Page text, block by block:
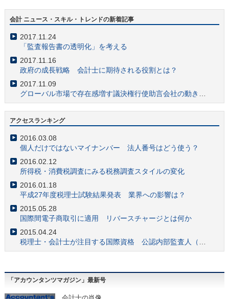
会計 ニュース・スキル・トレンドの新着記事
2017.11.24
「監査報告書の透明化」を考える
2017.11.16
政府の成長戦略 会計士に期待される役割とは？
2017.11.09
グローバル市場で存在感増す議決権行使助言会社の動きに注目
仮想通貨と会計・税務の最新事情 会計士業務への影響は？
クラウドファンディングの会計税務とコンサル事情
2017.09.05
「ザ・コンサルタント」でも描写 会計士の財務調査業務の価値の高さ
社会福祉法人への会計監査人による監査導入で高まる需要
会計士注目 財務会計基準機構が「国際会計人材ネットワーク」設立
会計士の注目スキル 「フォレンジック」業務とは何か？
2017.05.22
中企庁「事業承継ガイドライン」をM&A業務に活かす
2017.05.15
アクセスランキング
2016.03.08
個人だけではないマイナンバー 法人番号はどう使う？
2016.02.12
所得税・消費税調査にみる税務調査スタイルの変化
2016.01.18
平成27年度税理士試験結果発表 業界への影響は？
2015.05.28
国際間電子商取引に適用 リバースチャージとは何か
2015.04.24
税理士・会計士が注目する国際資格 公認内部監査人（CIA）とは？
「アカウンタンツマガジン」最新号